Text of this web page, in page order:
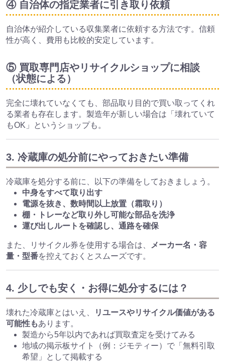
④ 自治体の指定業者に引き取り依頼
自治体が紹介している収集業者に依頼する方法です。信頼
性が高く、費用も比較的安定しています。
⑤ 買取専門店やリサイクルショップに相談
（状態による）
完全に壊れていなくても、部品取り目的で買い取ってくれ
る業者も存在します。製造年が新しい場合は「壊れていて
もOK」というショップも。
3. 冷蔵庫の処分前にやっておきたい準備
冷蔵庫を処分する前に、以下の準備をしておきましょう。
中身をすべて取り出す
電源を抜き、数時間以上放置（霜取り）
棚・トレーなど取り外し可能な部品を洗浄
運び出しルートを確認し、通路を確保
また、リサイクル券を使用する場合は、
メーカー名・容
量・型番を控えておくとスムーズです。
4. 少しでも安く・お得に処分するには？
壊れた冷蔵庫とはいえ、
リユースやリサイクル価値がある
可能性もあります。
製造から5年以内であれば買取査定を受けてみる
地域の掲示板サイト（例：ジモティー）で「無料引取
希望」として掲載する